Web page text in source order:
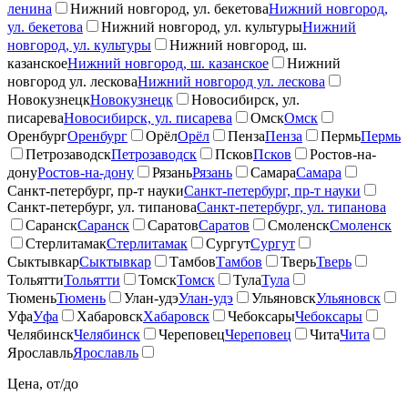
ленина
Нижний новгород, ул. бекетоваНижний новгород,
ул. бекетова
Нижний новгород, ул. культурыНижний
новгород, ул. культуры
Нижний новгород, ш.
казанскоеНижний новгород, ш. казанское
Нижний
новгород ул. лесковаНижний новгород ул. лескова
НовокузнецкНовокузнецк
Новосибирск, ул.
писареваНовосибирск, ул. писарева ОмскОмск
ОренбургОренбург ОрёлОрёл ПензаПенза ПермьПермь
ПетрозаводскПетрозаводск ПсковПсков
Ростов-на-
донуРостов-на-дону РязаньРязань СамараСамара
Санкт-петербург, пр-т наукиСанкт-петербург, пр-т науки
Санкт-петербург, ул. типановаСанкт-петербург, ул. типанова
СаранскСаранск СаратовСаратов СмоленскСмоленск
СтерлитамакСтерлитамак СургутСургут
СыктывкарСыктывкар ТамбовТамбов ТверьТверь
ТольяттиТольятти ТомскТомск ТулаТула
ТюменьТюмень Улан-удэУлан-удэ УльяновскУльяновск
УфаУфа ХабаровскХабаровск ЧебоксарыЧебоксары
ЧелябинскЧелябинск ЧереповецЧереповец ЧитаЧита
ЯрославльЯрославль
Цена, от/до